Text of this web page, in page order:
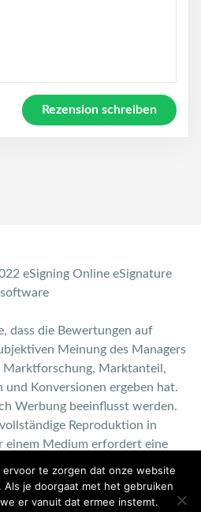
eSigning Online eSignature
software
dass die Bewertungen auf
Meinung des Managers
Marktforschung, Marktanteil,
und Konversionen ergeben hat.
Werbung beeinflusst werden.
Reproduktion in
einem Medium erfordert eine
ervoor te zorgen dat onze website
Als je doorgaat met het gebruiken
er vanuit dat ermee instemt.